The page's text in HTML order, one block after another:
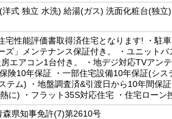
式 独立 水洗) 給湯(ガス) 洗面化粧台(独
宅性能評価書取得済住宅となります! ・駐
ズ」メンテナンス保証付き。 ・ユニット
エアコン1台付き。 ・地デジ対応TVアン
険10年保証 ・一部住宅設備10年保証(シ
テム) ・地盤調査済&引渡日から10年間保
に) ・フラット35S対応住宅 ・住宅ローン
県知事免許(7)第2610号